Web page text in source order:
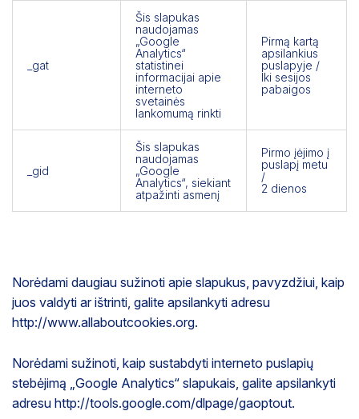
_gat
Šis slapukas
naudojamas
„Google
Analytics“
statistinei
informacijai apie
interneto
svetainės
lankomumą rinkti
Pirmą kartą
apsilankius
puslapyje /
Iki sesijos
pabaigos
_gid
Šis slapukas
naudojamas
„Google
Analytics“, siekiant
atpažinti asmenį
Pirmo įėjimo į
puslapį metu
/
2 dienos
Norėdami daugiau sužinoti apie slapukus, pavyzdžiui, kaip
juos valdyti ar ištrinti, galite apsilankyti adresu
http://www.allaboutcookies.org.
Norėdami sužinoti, kaip sustabdyti interneto puslapių
stebėjimą „Google Analytics“ slapukais, galite apsilankyti
adresu http://tools.google.com/dlpage/gaoptout.